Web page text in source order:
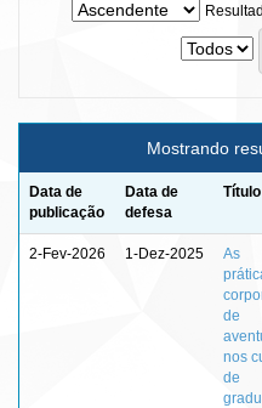
Mostrando
Data de
publicação
Data de
defesa
Título
2-Fev-2026 1-Dez-2025
As
de
nos
de